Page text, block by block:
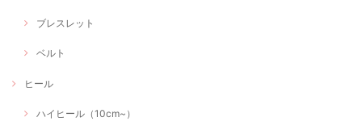
ブレスレット
ベルト
ヒール
ハイヒール（10cm~）